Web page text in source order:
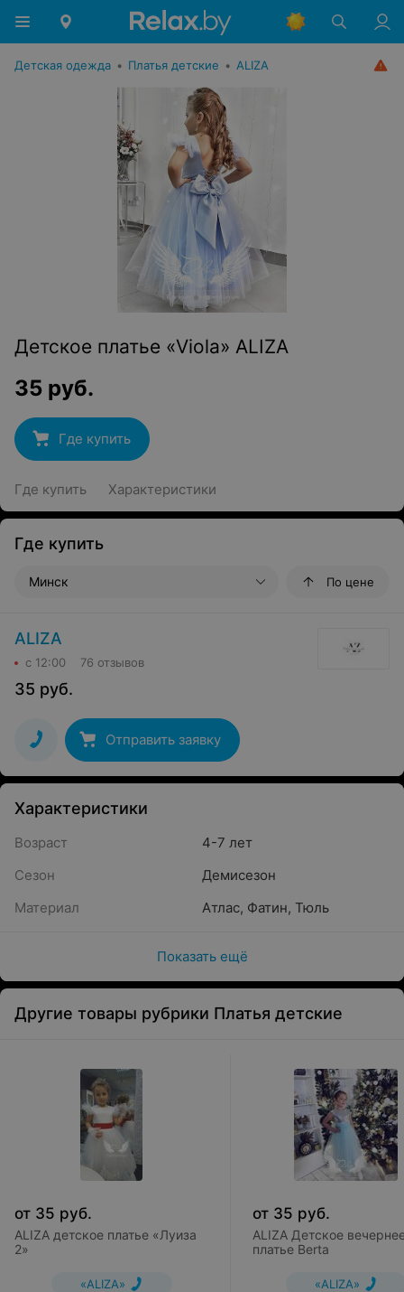
Детская одежда • Платья детские • ALIZA
Детское платье «Viola» ALIZA
35 руб.
Где купить
Где купить Характеристики
Где купить
Минск По цене
ALIZA
с 12:00 76 отзывов
35 руб.
Отправить заявку
Характеристики
Возраст
4-7 лет
Сезон
Демисезон
Материал
Атлас, Фатин, Тюль
Показать ещё
Другие товары рубрики Платья детские
от 35 руб.
ALIZA детское платье «Луиза
2»
«ALIZA»
от 35 руб.
ALIZA Детское
платье Berta
«ALIZA»